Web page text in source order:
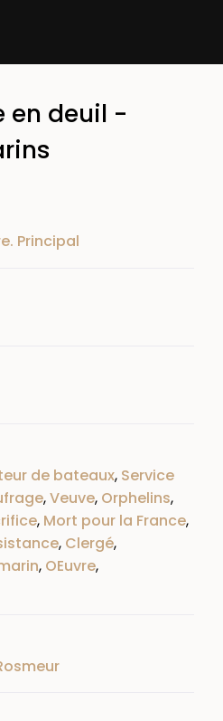
en deuil -
Principal
de bateaux, Service
,Veuve, Orphelins,
, Mort pour la France,
, Clergé,
, OEuvre,